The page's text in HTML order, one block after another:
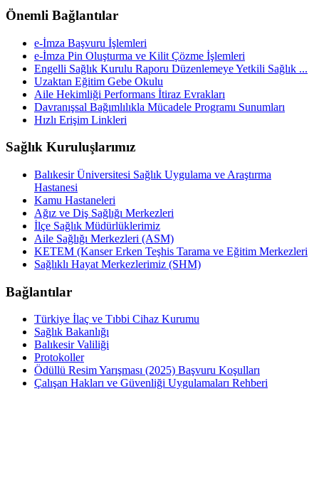
Önemli Bağlantılar
e-İmza Başvuru İşlemleri
e-İmza Pin Oluşturma ve Kilit Çözme İşlemleri
Engelli Sağlık Kurulu Raporu Düzenlemeye Yetkili Sağlık ...
Uzaktan Eğitim Gebe Okulu
Aile Hekimliği Performans İtiraz Evrakları
Davranışsal Bağımlılıkla Mücadele Programı Sunumları
Hızlı Erişim Linkleri
Sağlık Kuruluşlarımız
Balıkesir Üniversitesi Sağlık Uygulama ve Araştırma
Hastanesi
Kamu Hastaneleri
Ağız ve Diş Sağlığı Merkezleri
İlçe Sağlık Müdürlüklerimiz
Aile Sağlığı Merkezleri (ASM)
KETEM (Kanser Erken Teşhis Tarama ve Eğitim Merkezleri
Sağlıklı Hayat Merkezlerimiz (SHM)
Bağlantılar
Türkiye İlaç ve Tıbbi Cihaz Kurumu
Sağlık Bakanlığı
Balıkesir Valiliği
Protokoller
Ödüllü Resim Yarışması (2025) Başvuru Koşulları
Çalışan Hakları ve Güvenliği Uygulamaları Rehberi